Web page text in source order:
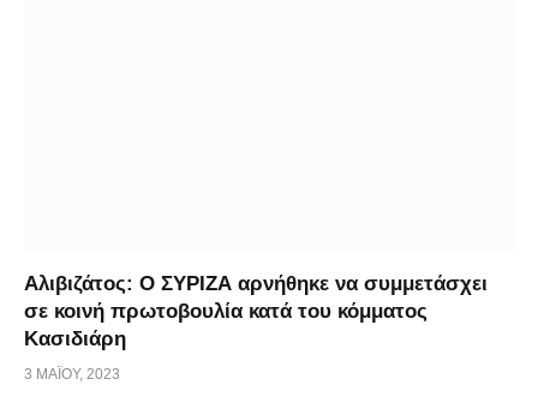
Αλιβιζάτος: Ο ΣΥΡΙΖΑ αρνήθηκε να συμμετάσχει
σε κοινή πρωτοβουλία κατά του κόμματος
Κασιδιάρη
3 ΜΑΪ́ΟΥ, 2023